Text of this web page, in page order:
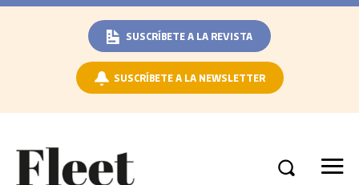
SUSCRÍBETE A LA REVISTA
SUSCRÍBETE A LA NEWSLETTER